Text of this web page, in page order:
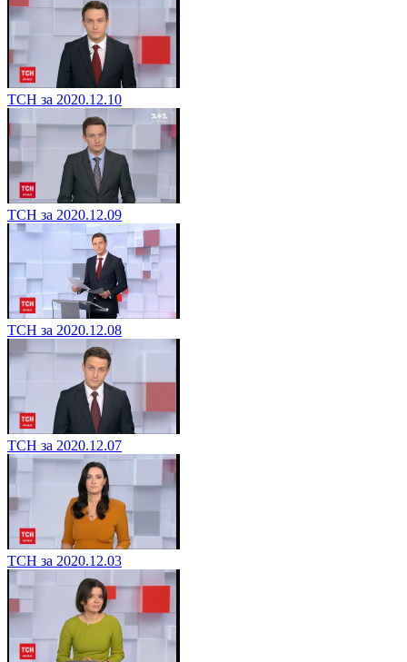
ТСН за 2020.12.10
ТСН за 2020.12.09
ТСН за 2020.12.08
ТСН за 2020.12.07
ТСН за 2020.12.03